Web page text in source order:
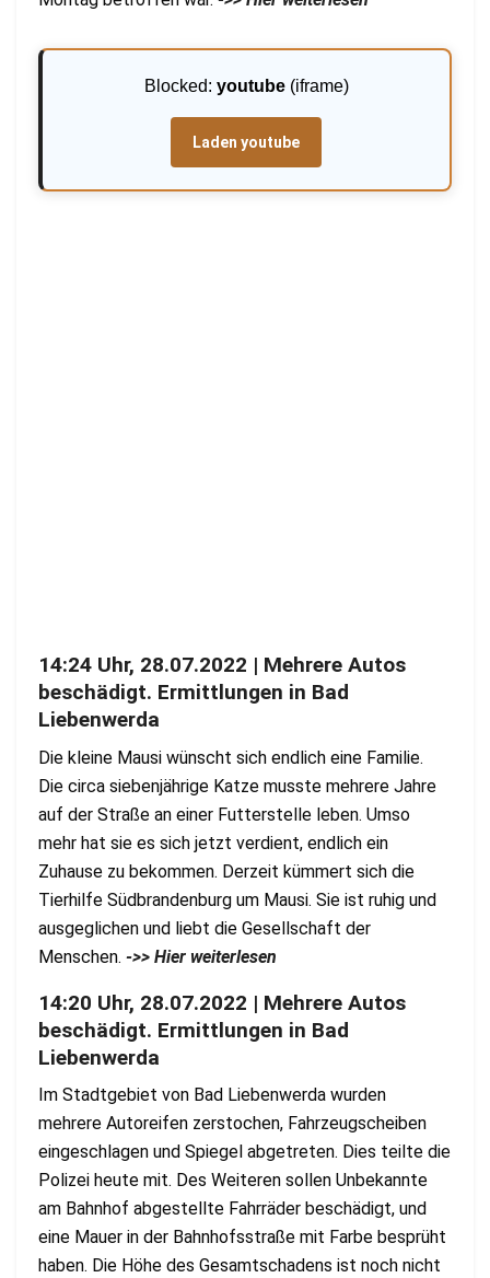
Blocked: youtube(iframe)
Laden youtube
14:24 Uhr, 28.07.2022 | Mehrere Autos
beschädigt. Ermittlungen in Bad
Liebenwerda
Die kleine Mausi wünscht sich endlich eine Familie.
Die circa siebenjährige Katze musste mehrere Jahre
auf der Straße an einer Futterstelle leben. Umso
mehr hat sie es sich jetzt verdient, endlich ein
Zuhause zu bekommen. Derzeit kümmert sich die
Tierhilfe Südbrandenburg um Mausi. Sie ist ruhig und
ausgeglichen und liebt die Gesellschaft der
Menschen. ->> Hier weiterlesen
14:20 Uhr, 28.07.2022 | Mehrere Autos
beschädigt. Ermittlungen in Bad
Liebenwerda
Im Stadtgebiet von Bad Liebenwerda wurden
mehrere Autoreifen zerstochen, Fahrzeugscheiben
eingeschlagen und Spiegel abgetreten. Dies teilte die
Polizei heute mit. Des Weiteren sollen Unbekannte
am Bahnhof abgestellte Fahrräder beschädigt, und
eine Mauer in der Bahnhofsstraße mit Farbe besprüht
haben. Die Höhe des Gesamtschadens ist noch nicht